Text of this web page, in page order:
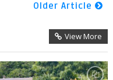
Older Article
View More